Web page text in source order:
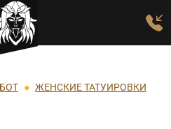
ЖЕНСКИЕ ТАТУИРОВКИ